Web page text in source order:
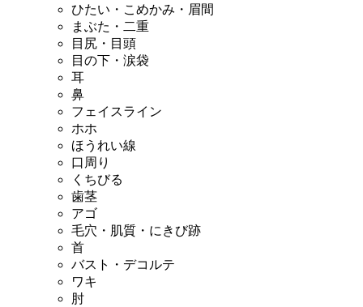
ひたい・こめかみ・眉間
まぶた・二重
目尻・目頭
目の下・涙袋
耳
鼻
フェイスライン
ホホ
ほうれい線
口周り
くちびる
歯茎
アゴ
毛穴・肌質・にきび跡
首
バスト・デコルテ
ワキ
肘